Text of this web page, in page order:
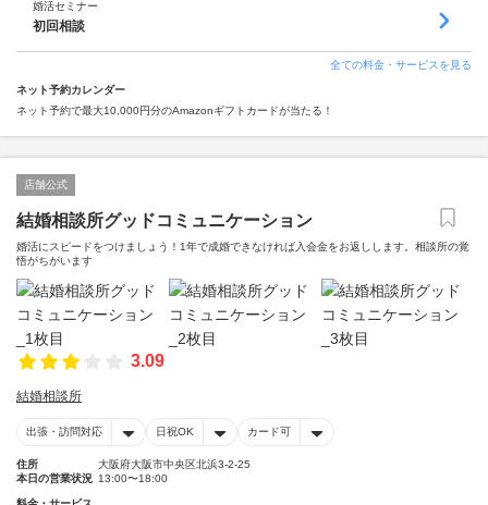
婚活セミナー
初回相談
全ての料金・サービスを見る
ネット予約カレンダー
ネット予約で最大10,000円分のAmazonギフトカードが当たる！
店舗公式
結婚相談所グッドコミュニケーション
婚活にスピードをつけましょう！1年で成婚できなければ入会金をお返しします。相談所の覚
悟がちがいます
3.09
結婚相談所
出張・訪問対応 日祝OK カード可
住所
大阪府大阪市中央区北浜3-2-25
本日の営業状況 13:00〜18:00